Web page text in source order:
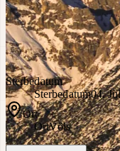
Sterbedatum
Sterbedatum04.
Ort
OrtVöls